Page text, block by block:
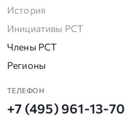
История
Инициативы РСТ
Члены РСТ
Регионы
ТЕЛЕФОН
+7 (495) 961-13-70